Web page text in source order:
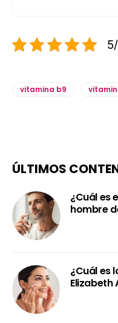
vitamina b9
ÚLTIMOS
¿Cuál es
hombre
¿Cuál es
Elizabeth